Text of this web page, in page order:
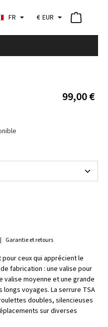
FR € EUR
99,00 €
ceux qui apprécient le
fabrication : une valise pour
valise moyenne et une grande
voyages. La serrure TSA
doubles, silencieuses
sur diverses
Garantie et retours